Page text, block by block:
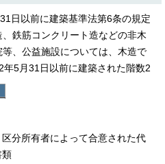
日以前に建築基準法第6条の規定
鉄筋コンクリート造などの非木
、公益施設については、木造で
5月31日以前に建築された階数2
分所有者によって合意された代
類